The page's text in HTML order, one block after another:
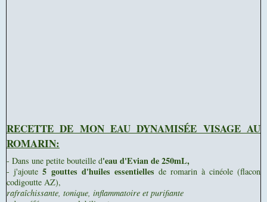
RECETTE DE MON EAU DYNAMISÉE VISAGE AU
ROMARIN:
- Dans une petite bouteille d'eau d'Evian de 250mL,
- j'ajoute 5 gouttes d'huiles essentielles de romarin à cinéole (flacon
codigoutte AZ),
rafraîchissante, tonique, inflammatoire et purifiante